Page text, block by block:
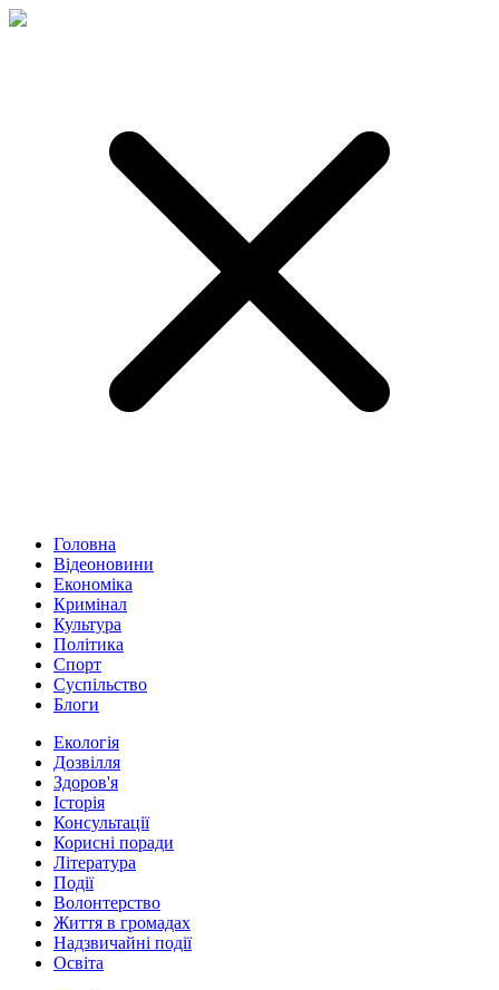
Головна
Відеоновини
Економіка
Кримінал
Культура
Політика
Спорт
Суспільство
Блоги
Екологія
Дозвілля
Здоров'я
Історія
Консультації
Корисні поради
Література
Події
Волонтерство
Життя в громадах
Надзвичайні події
Освіта